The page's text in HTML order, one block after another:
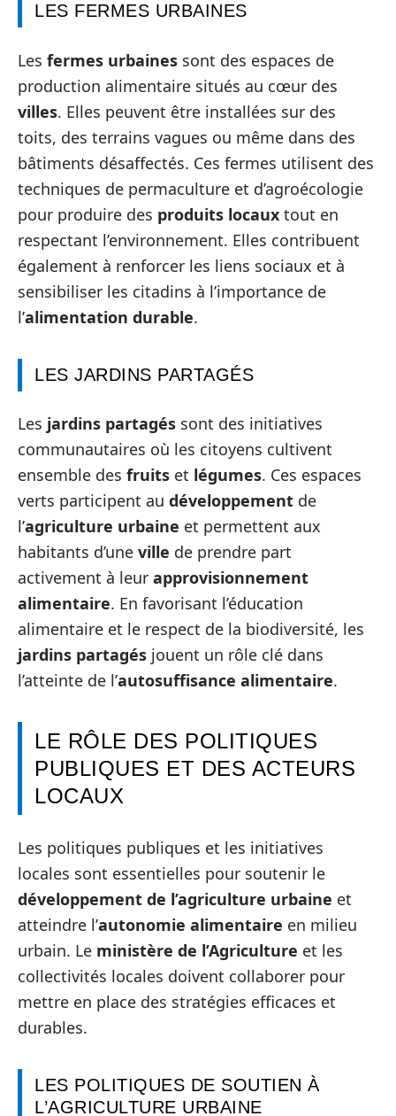
LES FERMES URBAINES
Les fermes urbaines sont des espaces de
production alimentaire situés au cœur des
villes. Elles peuvent être installées sur des
toits, des terrains vagues ou même dans des
bâtiments désaffectés. Ces fermes utilisent des
techniques de permaculture et d’agroécologie
pour produire des produits locaux tout en
respectant l’environnement. Elles contribuent
également à renforcer les liens sociaux et à
sensibiliser les citadins à l’importance de
l’alimentation durable.
LES JARDINS PARTAGÉS
Les jardins partagés sont des initiatives
communautaires où les citoyens cultivent
ensemble des fruits et légumes. Ces espaces
verts participent au développement de
l’agriculture urbaine et permettent aux
habitants d’une ville de prendre part
activement à leur approvisionnement
alimentaire. En favorisant l’éducation
alimentaire et le respect de la biodiversité, les
jardins partagés jouent un rôle clé dans
l’atteinte de l’autosuffisance alimentaire.
LE RÔLE DES POLITIQUES
PUBLIQUES ET DES ACTEURS
LOCAUX
Les politiques publiques et les initiatives
locales sont essentielles pour soutenir le
développement de l’agriculture urbaine et
atteindre l’autonomie alimentaire en milieu
urbain. Le ministère de l’Agriculture et les
collectivités locales doivent collaborer pour
mettre en place des stratégies efficaces et
durables.
LES POLITIQUES DE SOUTIEN À
L’AGRICULTURE URBAINE